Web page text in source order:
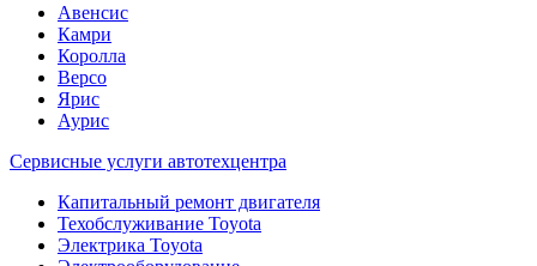
Авенсис
Камри
Королла
Версо
Ярис
Аурис
Сервисные услуги автотехцентра
Капитальный ремонт двигателя
Техобслуживание Toyota
Электрика Toyota